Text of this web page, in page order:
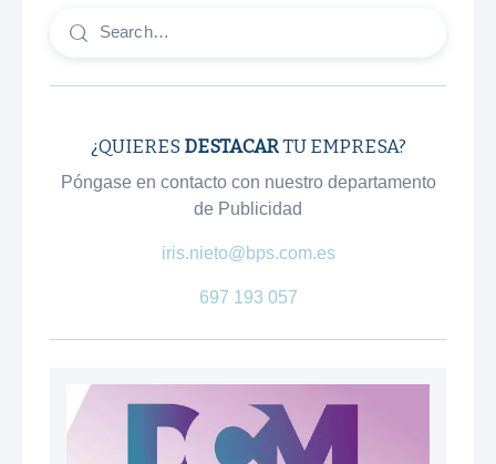
¿QUIERES DESTACARTU EMPRESA?
Póngase en contacto con nuestro departamento
de Publicidad
iris.nieto@bps.com.es
697 193 057